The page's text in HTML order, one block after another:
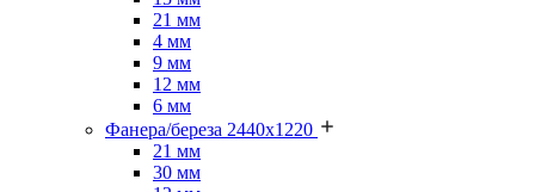
21 мм
4 мм
9 мм
12 мм
6 мм
Фанера/береза 2440х1220
21 мм
30 мм